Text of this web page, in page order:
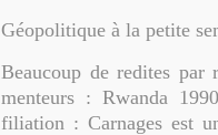
Géopolitique à la petite
Beaucoup de redites par
menteurs : Rwanda
filiation : Carnages est